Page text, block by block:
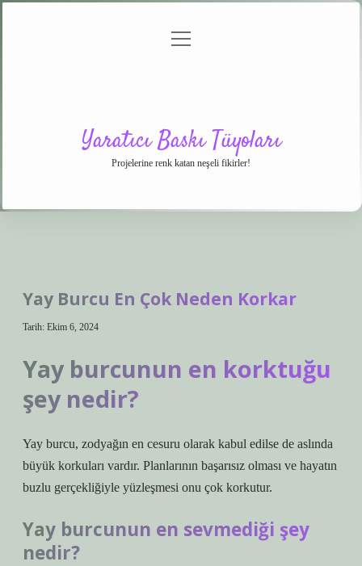
menüyü
Yaratıcı Baskı Tüyoları
Projelerine renk katan neşeli fikirler!
Yay Burcu En Çok Neden Korkar
Tarih: Ekim 6, 2024
Yay burcunun en korktuğu
şey nedir?
Yay burcu, zodyağın en cesuru olarak kabul edilse de aslında
büyük korkuları vardır. Planlarının başarısız olması ve hayatın
buzlu gerçekliğiyle yüzleşmesi onu çok korkutur.
Yay burcunun en sevmediği şey
nedir?